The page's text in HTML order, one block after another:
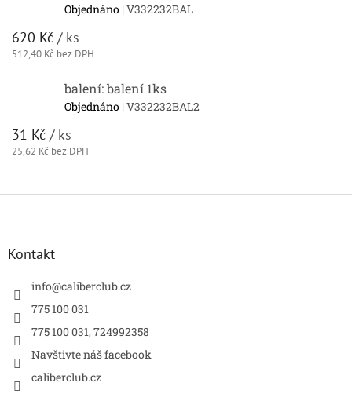
Objednáno | V332232BAL
620 Kč / ks
512,40 Kč bez DPH
balení: balení 1ks
Objednáno | V332232BAL2
31 Kč / ks
25,62 Kč bez DPH
Z
Kontakt
info@caliberclub.cz
775 100 031
775 100 031, 724992358
Navštivte náš facebook
caliberclub.cz